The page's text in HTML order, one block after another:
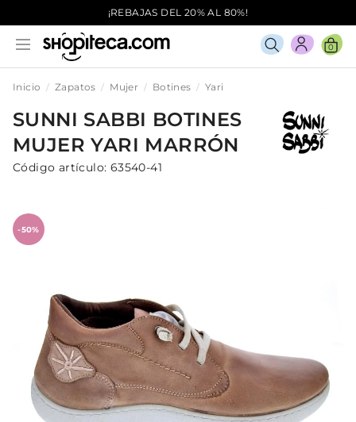
¡REBAJAS DEL 20% AL 80%!
0
Inicio Zapatos Mujer Botines Yari
SUNNI SABBI BOTINES
MUJERYARI MARRÓN
Código artículo: 63540-41
-50%